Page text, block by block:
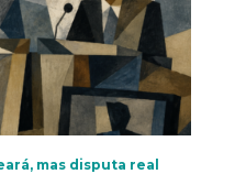
mas disputa real